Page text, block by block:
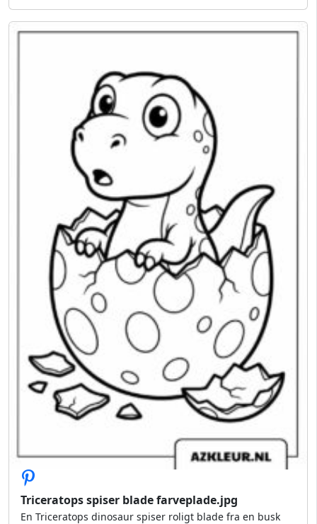
Triceratops spiser blade farveplade.jpg
En Triceratops dinosaur spiser roligt blade fra en busk